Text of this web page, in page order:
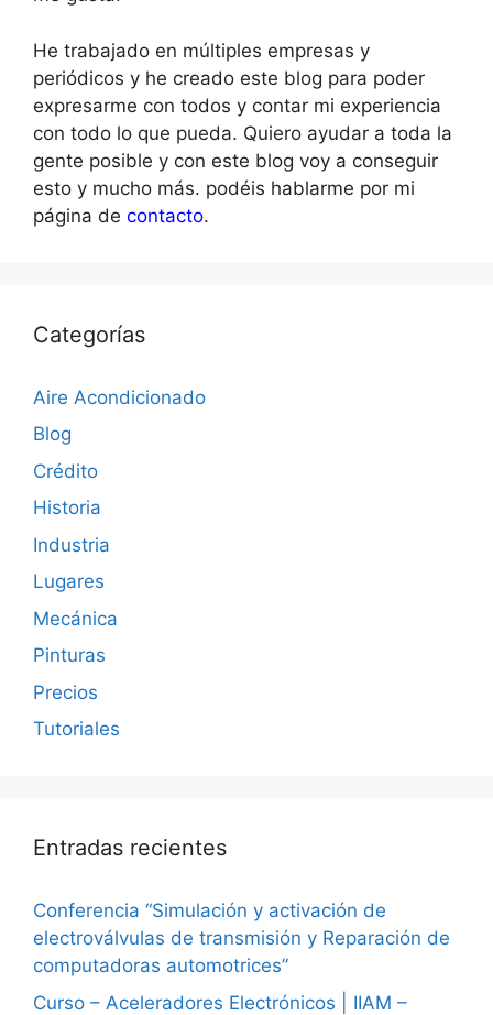
He trabajado en múltiples empresas y
periódicos y he creado este blog para poder
expresarme con todos y contar mi experiencia
con todo lo que pueda. Quiero ayudar a toda la
gente posible y con este blog voy a conseguir
esto y mucho más. podéis hablarme por mi
página de contacto.
Categorías
Aire Acondicionado
Blog
Crédito
Historia
Industria
Lugares
Mecánica
Pinturas
Precios
Tutoriales
Entradas recientes
Conferencia “Simulación y activación de
electroválvulas de transmisión y Reparación de
computadoras automotrices”
Curso – Aceleradores Electrónicos | IIAM –